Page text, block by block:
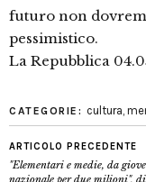
futuro non
pessimistico.
La Repubblica
CATEGORIE: cultura,
ARTICOLO PRECEDENTE
"Elementari e medie, da